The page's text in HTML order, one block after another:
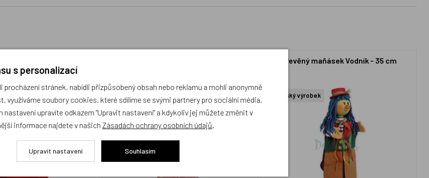
Dřevěný maňásek Vodník - 35 cm
Český výrobek
s personalizací
procházení stránek, nabídli přizpůsobený obsah nebo reklamu a mohli anonymně
využíváme soubory cookies, které sdílíme se svými partnery pro sociální média,
nastavení upravíte odkazem "Upravit nastavení" a kdykoliv jej můžete změnit v
informace najdete v našich Zásadách ochrany osobních údajů
Upravit nastavení Souhlasím